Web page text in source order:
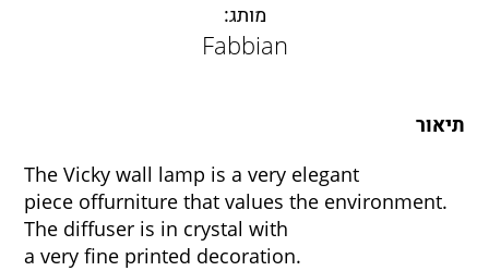
מותג:
Fabbian
תיאור
The Vicky wall lamp is a very elegant
piece offurniture that values ​​the environment.
The diffuser is in crystal with
a very fine printed decoration.